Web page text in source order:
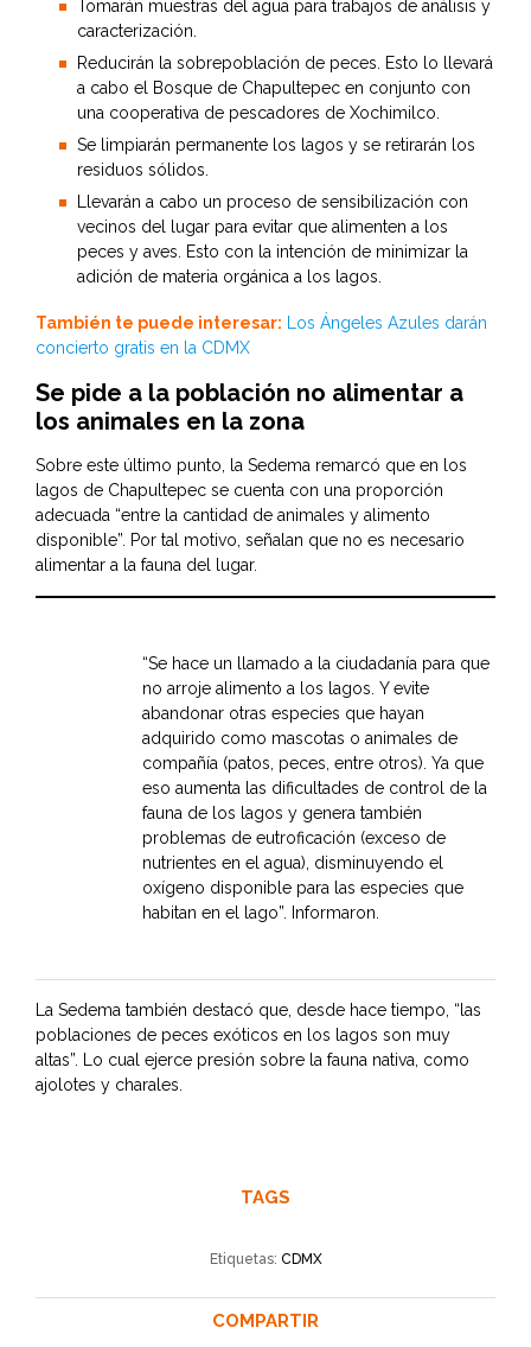
Tomarán muestras del agua para trabajos de análisis y
caracterización.
Reducirán la sobrepoblación de peces. Esto lo llevará
a cabo el Bosque de Chapultepec en conjunto con
una cooperativa de pescadores de Xochimilco.
Se limpiarán permanente los lagos y se retirarán los
residuos sólidos.
Llevarán a cabo un proceso de sensibilización con
vecinos del lugar para evitar que alimenten a los
peces y aves. Esto con la intención de minimizar la
adición de materia orgánica a los lagos.
También te puede interesar: Los Ángeles Azules darán
concierto gratis en la CDMX
Se pide a la población no alimentar a
los animales en la zona
Sobre este último punto, la Sedema remarcó que en los
lagos de Chapultepec se cuenta con una proporción
adecuada “entre la cantidad de animales y alimento
disponible”. Por tal motivo, señalan que no es necesario
alimentar a la fauna del lugar.
“Se hace un llamado a la ciudadanía para que
no arroje alimento a los lagos. Y evite
abandonar otras especies que hayan
adquirido como mascotas o animales de
compañía (patos, peces, entre otros). Ya que
eso aumenta las dificultades de control de la
fauna de los lagos y genera también
problemas de eutroficación (exceso de
nutrientes en el agua), disminuyendo el
oxígeno disponible para las especies que
habitan en el lago”. Informaron.
La Sedema también destacó que, desde hace tiempo, “las
poblaciones de peces exóticos en los lagos son muy
altas”. Lo cual ejerce presión sobre la fauna nativa, como
ajolotes y charales.
TAGS
Etiquetas: CDMX
COMPARTIR